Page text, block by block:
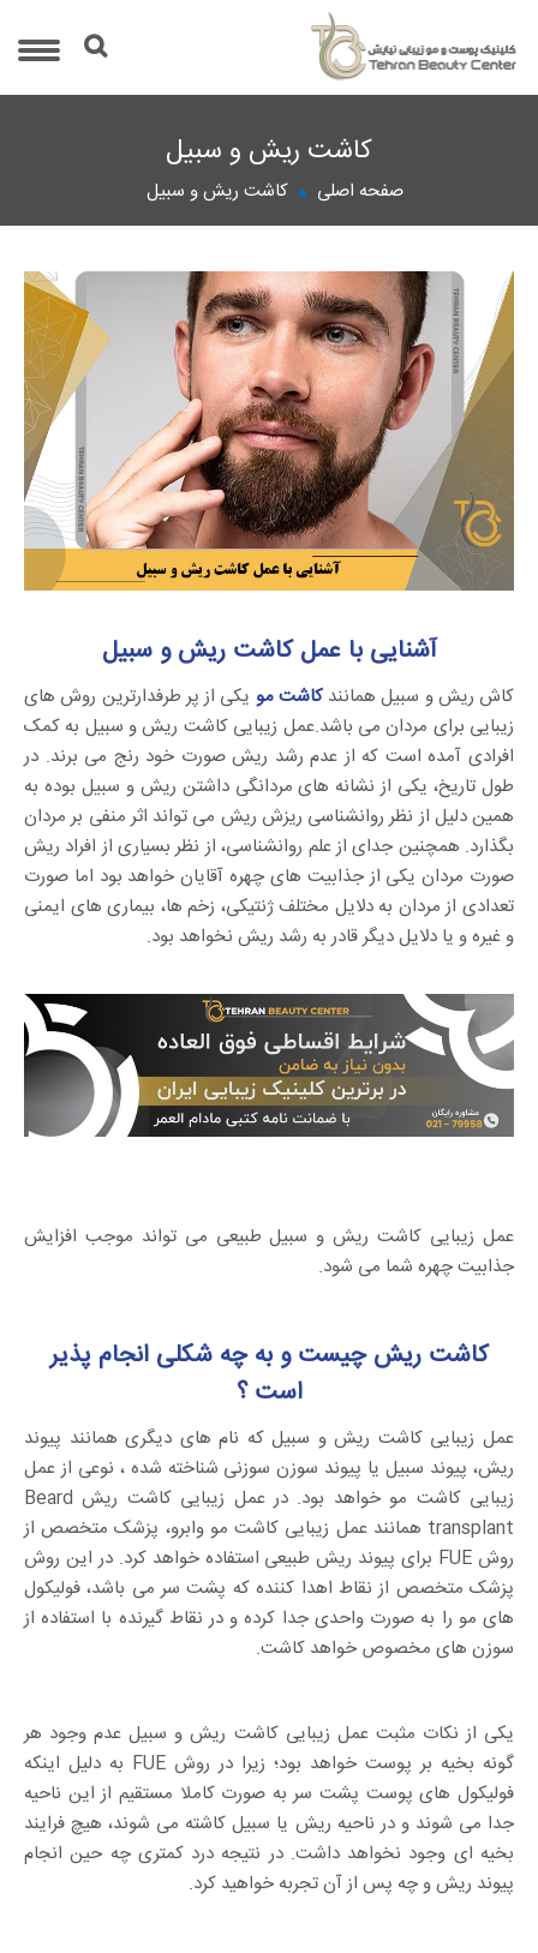
کاشت ریش و سبیل
صفحه اصلی کاشت ریش و سبیل
آشنایی با عمل کاشت ریش و سبیل
کاش ریش و سبیل همانندکاشت مو یکی از پر طرفدارترین روش های
زیبایی برای مردان می باشد.عمل زیبایی کاشت ریش و سبیل به کمک
افرادی آمده است که از عدم رشد ریش صورت خود رنج می برند. در
طول تاریخ، یکی از نشانه های مردانگی داشتن ریش و سبیل بوده به
همین دلیل از نظر روانشناسی ریزش ریش می تواند اثر منفی بر مردان
بگذارد. همچنین جدای از علم روانشناسی، از نظر بسیاری از افراد ریش
صورت مردان یکی از جذابیت های چهره آقایان خواهد بود اما صورت
تعدادی از مردان به دلایل مختلف ژنتیکی، زخم ها، بیماری های ایمنی
و غیره و یا دلایل دیگر قادر به رشد ریش نخواهد بود.
عمل زیبایی کاشت ریش و سبیل طبیعی می تواند موجب افزایش
جذابیت چهره شما می شود.
کاشت ریش چیست و به چه شکلی انجام پذیر
است ؟
عمل زیبایی کاشت ریش و سبیل که نام های دیگری همانند پیوند
ریش، پیوند سبیل یا پیوند سوزن سوزنی شناخته شده ، نوعی از عمل
زیبایی کاشت مو خواهد بود. در عمل زیبایی کاشت ریش Beard
transplant همانند عمل زیبایی کاشت مو وابرو، پزشک متخصص از
روش FUE برای پیوند ریش طبیعی استفاده خواهد کرد. در این روش
پزشک متخصص از نقاط اهدا کننده که پشت سر می باشد، فولیکول
های مو را به صورت واحدی جدا کرده و در نقاط گیرنده با استفاده از
سوزن های مخصوص خواهد کاشت.
یکی از نکات مثبت عمل زیبایی کاشت ریش و سبیل عدم وجود هر
گونه بخیه بر پوست خواهد بود؛ زیرا در روش FUE به دلیل اینکه
فولیکول های پوست پشت سر به صورت کاملا مستقیم از این ناحیه
جدا می شوند و در ناحیه ریش یا سبیل کاشته می شوند، هیچ فرایند
بخیه ای وجود نخواهد داشت. در نتیجه درد کمتری چه حین انجام
پیوند ریش و چه پس از آن تجربه خواهید کرد.